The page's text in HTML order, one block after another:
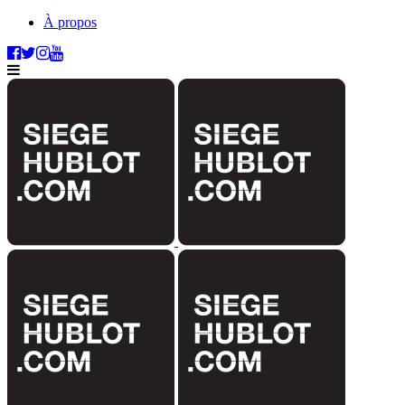
À propos